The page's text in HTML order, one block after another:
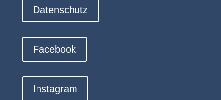
Datenschutz
Facebook
Instagram